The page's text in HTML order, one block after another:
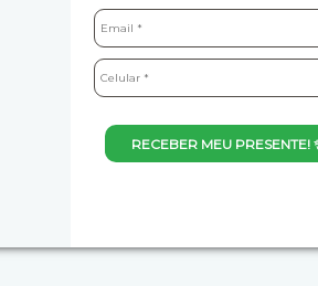
RECEBER MEU PRESENTE!